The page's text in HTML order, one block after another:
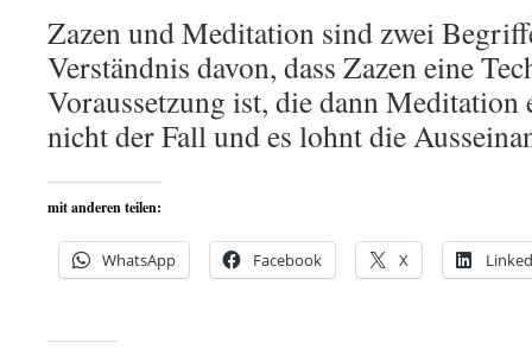
Zazen und Meditation sind zwei
Verständnis davon, dass Zazen eine
Voraussetzung ist, die dann
nicht der Fall und es lohnt die
mit anderen teilen:
WhatsApp Facebook X